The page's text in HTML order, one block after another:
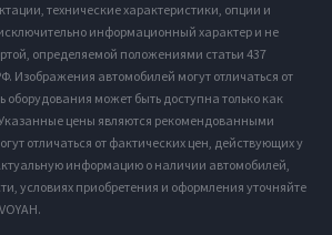
технические характеристики, опции и
информационный характер и не
определяемой положениями статьи 437
Изображения автомобилей могут отличаться от
оборудования может быть доступна только как
цены являются рекомендованными
отличаться от фактических цен, действующих у
информацию о наличии автомобилей,
условиях приобретения и оформления уточняйте